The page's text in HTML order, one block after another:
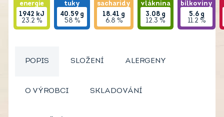
energie
1942 kJ
23.2 %
tuky
40.59 g
58 %
sacharidy
18.41 g
6.8 %
vláknina
3.08 g
12.3 %
bílkoviny
5.6 g
11.2 %
POPIS SLOŽENÍ ALERGENY
O VÝROBCI SKLADOVÁNÍ